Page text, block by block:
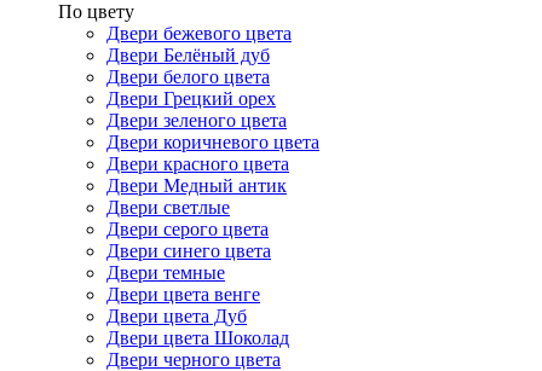
По цвету
Двери бежевого цвета
Двери Белёный дуб
Двери белого цвета
Двери Грецкий орех
Двери зеленого цвета
Двери коричневого цвета
Двери красного цвета
Двери Медный антик
Двери светлые
Двери серого цвета
Двери синего цвета
Двери темные
Двери цвета венге
Двери цвета Дуб
Двери цвета Шоколад
Двери черного цвета